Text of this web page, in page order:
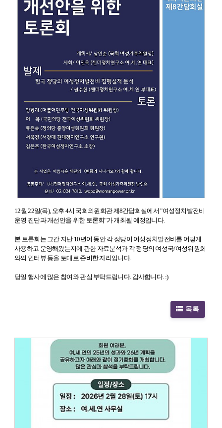
12월 22일(목), 오후 4시 국회의원회관 제8간담회실에서"여성정치발전비
운영 진단과 개선안을 위한 토론회"가 개최될 예정입니다.
본 토론회는 그간 지난 10년여 동안 각 정당이 여성정치발전비를 어떻게
사용하고 운영해왔는지에 관한 자료분석과 각 정당의 여성국/여성위원회
와의 인터뷰 등을 토대로 준비한 자리입니다.
당일 행사에 많은 참여와 관심 부탁드립니다. 감사합니다. :)
목록